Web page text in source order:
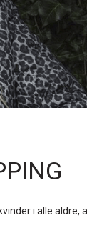
i alle aldre,